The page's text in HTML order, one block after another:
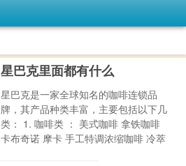
星巴克里面都有什么
星巴克是一家全球知名的咖啡连锁品
牌，其产品种类丰富，主要包括以下几
类： 1. 咖啡类 ： 美式咖啡 拿铁咖啡
卡布奇诺 摩卡 手工特调浓缩咖啡 冷萃